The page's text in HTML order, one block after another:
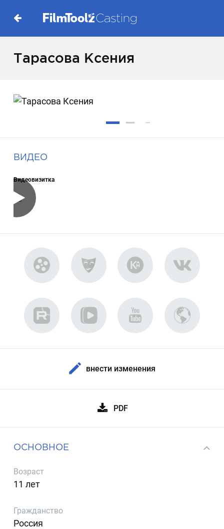
Тарасова Ксения
ВИДЕО
Видеовизитка
внести изменения
PDF
ОСНОВНОЕ
Возраст
11 лет
Гражданство
Россия